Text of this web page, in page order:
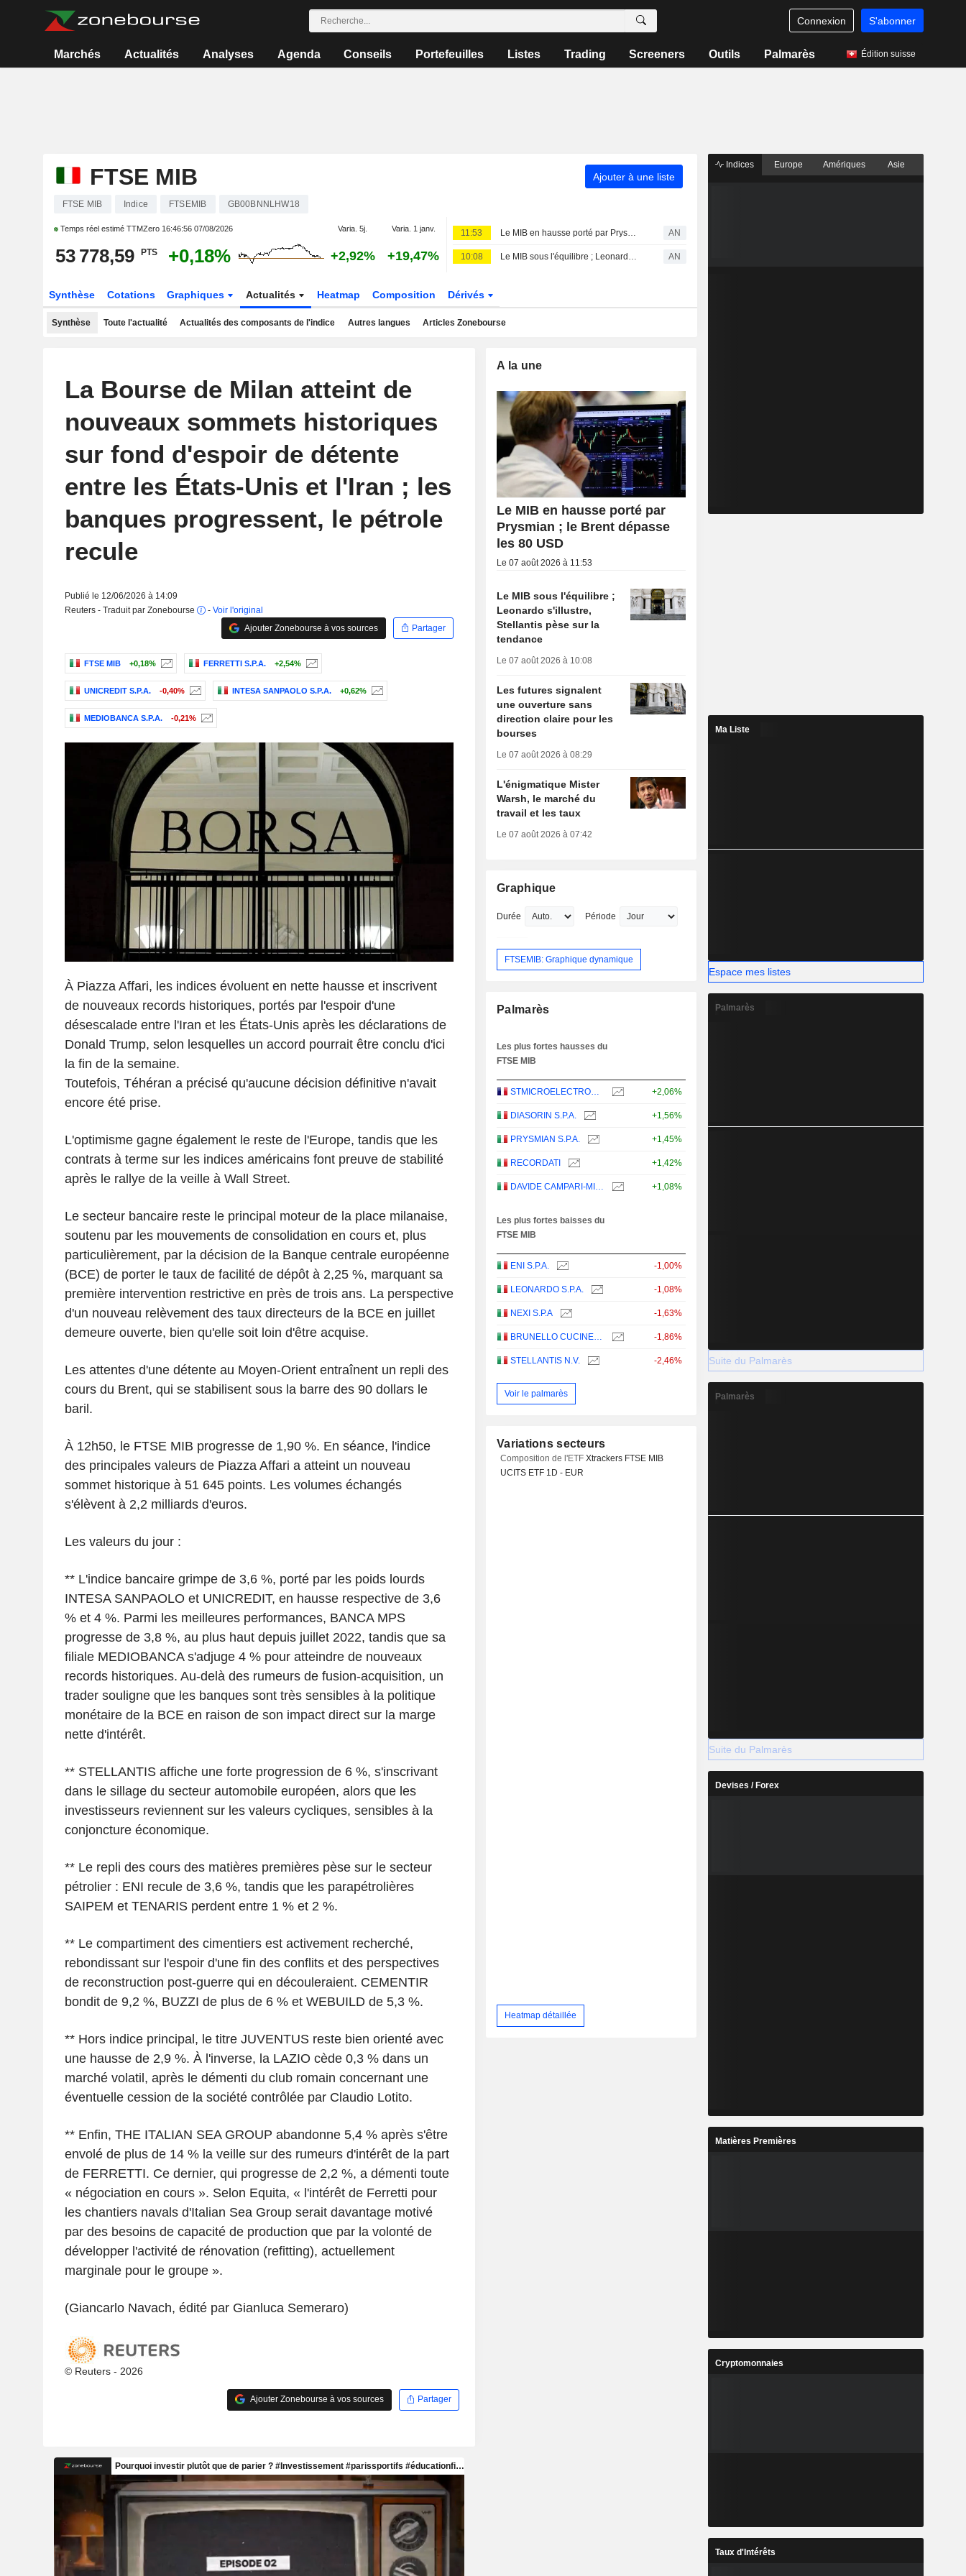
Connexion S'abonner
Marchés Actualités Analyses Agenda Conseils Portefeuilles Listes Trading Screeners Outils Palmarès Édition suisse
FTSE MIB Ajouter à une liste
FTSE MIB Indice FTSEMIB GB00BNNLHW18
Temps réel estimé TTMZero 16:46:56 07/08/2026 Varia. 5j. Varia. 1 janv.
53 778,59 PTS +0,18% +2,92% +19,47%
11:53 Le MIB en hausse porté par Prysmian ; le Brent dépasse les 80 USD AN
10:08 Le MIB sous l'équilibre ; Leonardo s'illustre, Stellantis pèse sur la tendance AN
Synthèse Cotations Graphiques Actualités Heatmap Composition Dérivés
Synthèse Toute l'actualité Actualités des composants de l'indice Autres langues Articles Zonebourse
La Bourse de Milan atteint de
nouveaux sommets historiques
sur fond d'espoir de détente
entre les États-Unis et l'Iran ; les
banques progressent, le pétrole
recule
Publié le 12/06/2026 à 14:09
Reuters - Traduit par Zonebourse
- Voir l'original
Ajouter Zonebourse à vos sources
Partager
FTSE MIB +0,18% FERRETTI S.P.A. +2,54%
UNICREDIT S.P.A. -0,40% INTESA SANPAOLO S.P.A. +0,62%
MEDIOBANCA S.P.A. -0,21%
À Piazza Affari, les indices évoluent en nette hausse et inscrivent
de nouveaux records historiques, portés par l'espoir d'une
désescalade entre l'Iran et les États-Unis après les déclarations de
Donald Trump, selon lesquelles un accord pourrait être conclu d'ici
la fin de la semaine.
Toutefois, Téhéran a précisé qu'aucune décision définitive n'avait
encore été prise.
L'optimisme gagne également le reste de l'Europe, tandis que les
contrats à terme sur les indices américains font preuve de stabilité
après le rallye de la veille à Wall Street.
Le secteur bancaire reste le principal moteur de la place milanaise,
soutenu par les mouvements de consolidation en cours et, plus
particulièrement, par la décision de la Banque centrale européenne
(BCE) de porter le taux de facilité de dépôt à 2,25 %, marquant sa
première intervention restrictive en près de trois ans. La perspective
d'un nouveau relèvement des taux directeurs de la BCE en juillet
demeure ouverte, bien qu'elle soit loin d'être acquise.
Les attentes d'une détente au Moyen-Orient entraînent un repli des
cours du Brent, qui se stabilisent sous la barre des 90 dollars le
baril.
À 12h50, le FTSE MIB progresse de 1,90 %. En séance, l'indice
des principales valeurs de Piazza Affari a atteint un nouveau
sommet historique à 51 645 points. Les volumes échangés
s'élèvent à 2,2 milliards d'euros.
Les valeurs du jour :
** L'indice bancaire grimpe de 3,6 %, porté par les poids lourds
INTESA SANPAOLO et UNICREDIT, en hausse respective de 3,6
% et 4 %. Parmi les meilleures performances, BANCA MPS
progresse de 3,8 %, au plus haut depuis juillet 2022, tandis que sa
filiale MEDIOBANCA s'adjuge 4 % pour atteindre de nouveaux
records historiques. Au-delà des rumeurs de fusion-acquisition, un
trader souligne que les banques sont très sensibles à la politique
monétaire de la BCE en raison de son impact direct sur la marge
nette d'intérêt.
** STELLANTIS affiche une forte progression de 6 %, s'inscrivant
dans le sillage du secteur automobile européen, alors que les
investisseurs reviennent sur les valeurs cycliques, sensibles à la
conjoncture économique.
** Le repli des cours des matières premières pèse sur le secteur
pétrolier : ENI recule de 3,6 %, tandis que les parapétrolières
SAIPEM et TENARIS perdent entre 1 % et 2 %.
** Le compartiment des cimentiers est activement recherché,
rebondissant sur l'espoir d'une fin des conflits et des perspectives
de reconstruction post-guerre qui en découleraient. CEMENTIR
bondit de 9,2 %, BUZZI de plus de 6 % et WEBUILD de 5,3 %.
** Hors indice principal, le titre JUVENTUS reste bien orienté avec
une hausse de 2,9 %. À l'inverse, la LAZIO cède 0,3 % dans un
marché volatil, après le démenti du club romain concernant une
éventuelle cession de la société contrôlée par Claudio Lotito.
** Enfin, THE ITALIAN SEA GROUP abandonne 5,4 % après s'être
envolé de plus de 14 % la veille sur des rumeurs d'intérêt de la part
de FERRETTI. Ce dernier, qui progresse de 2,2 %, a démenti toute
« négociation en cours ». Selon Equita, « l'intérêt de Ferretti pour
les chantiers navals d'Italian Sea Group serait davantage motivé
par des besoins de capacité de production que par la volonté de
développer l'activité de rénovation (refitting), actuellement
marginale pour le groupe ».
(Giancarlo Navach, édité par Gianluca Semeraro)
© Reuters - 2026
Ajouter Zonebourse à vos sources Partager
A la une
Le MIB en hausse porté par
Prysmian ; le Brent dépasse
les 80 USD
Le 07 août 2026 à 11:53
Le MIB sous l'équilibre ;
Leonardo s'illustre,
Stellantis pèse sur la
tendance
Le 07 août 2026 à 10:08
Les futures signalent
une ouverture sans
direction claire pour les
bourses
Le 07 août 2026 à 08:29
L'énigmatique Mister
Warsh, le marché du
travail et les taux
Le 07 août 2026 à 07:42
Graphique
Durée Période
FTSEMIB: Graphique dynamique
Palmarès
Les plus fortes hausses du
FTSE MIB
STMICROELECTRONICS N.V. +2,06%
DIASORIN S.P.A. +1,56%
PRYSMIAN S.P.A. +1,45%
RECORDATI +1,42%
DAVIDE CAMPARI-MILANO N.V. +1,08%
Les plus fortes baisses du
FTSE MIB
ENI S.P.A. -1,00%
LEONARDO S.P.A. -1,08%
NEXI S.P.A -1,63%
BRUNELLO CUCINELLI S.P.A. -1,86%
STELLANTIS N.V. -2,46%
Voir le palmarès
Variations secteurs
Composition de l'ETFXtrackers FTSE MIB
UCITS ETF 1D - EUR
Heatmap détaillée
Indices Europe Amériques Asie
Ma Liste
Espace mes listes
Palmarès
Suite du Palmarès
Palmarès
Suite du Palmarès
Devises / Forex
Matières Premières
Cryptomonnaies
Taux d'Intérêts